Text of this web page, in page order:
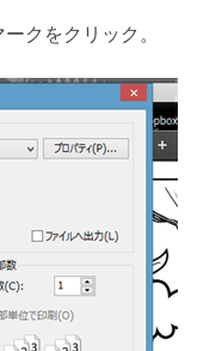
クをクリック。